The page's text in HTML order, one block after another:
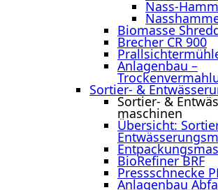
Nass-
Biomasse
Brecher CR 900
Anlagenbau –
Sortier- &
Sortier- &
maschinen
Übersicht:
BioRefiner BRF
Pressschnecke
Anlagenbau